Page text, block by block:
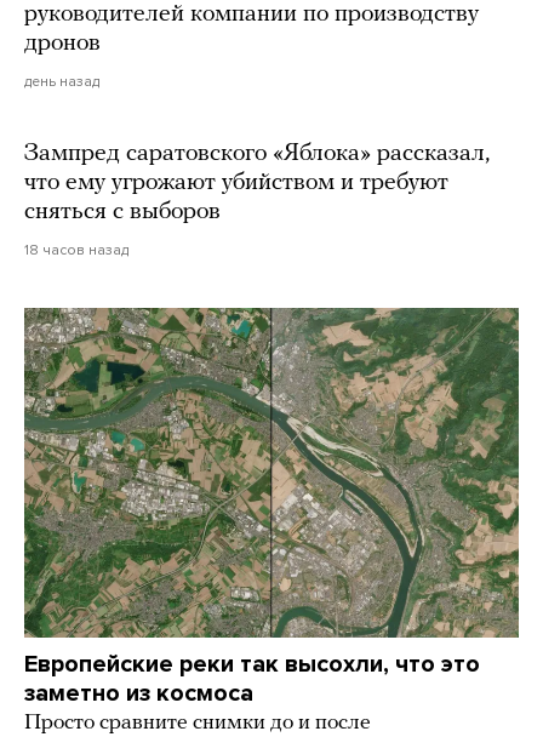
руководителей компании по производству
дронов
день назад
Зампред саратовского «Яблока» рассказал,
что ему угрожают убийством и требуют
сняться с выборов
18 часов назад
Европейские реки так высохли, что это
заметно из космоса
Просто сравните снимки до и после